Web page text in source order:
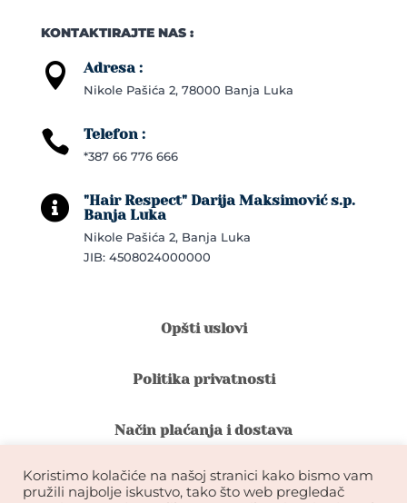
KONTAKTIRAJTE NAS :
 Adresa :
Nikole Pašića 2, 78000 Banja Luka
 Telefon :
*387 66 776 666

"Hair Respect" Darija Maksimović s.p.
Banja Luka
Nikole Pašića 2, Banja Luka
JIB: 4508024000000
Opšti uslovi
Politika privatnosti
Način plaćanja i dostava
Reklamacije i povrat robe
Koristimo kolačiće na našoj stranici kako bismo vam
pružili najbolje iskustvo, tako što web pregledač